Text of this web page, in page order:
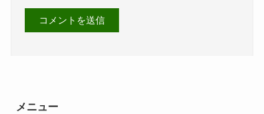
メニュー